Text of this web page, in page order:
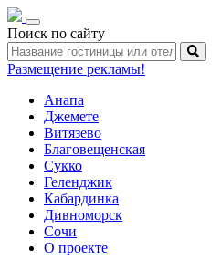
Toggle
navigation
Поиск по сайту
Размещение рекламы!
Анапа
Джемете
Витязево
Благовещенская
Сукко
Геленджик
Кабардинка
Дивноморск
Сочи
О проекте